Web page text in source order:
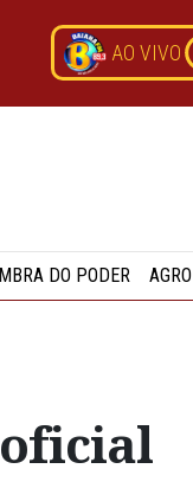
AO VIVO
DO PODER AGRO